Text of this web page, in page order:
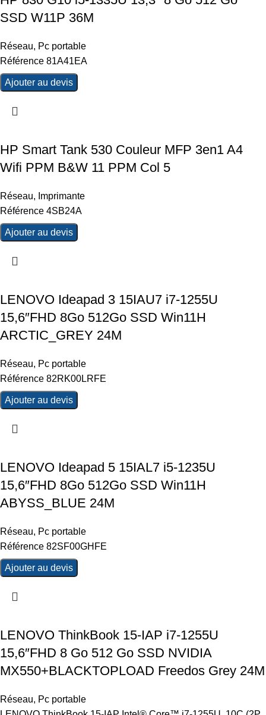
SSD W11P 36M
Réseau, Pc portable
Référence 81A41EA
Ajouter au devis
HP Smart Tank 530 Couleur MFP 3en1 A4
Wifi PPM B&W 11 PPM Col 5
Réseau, Imprimante
Référence 4SB24A
Ajouter au devis
LENOVO Ideapad 3 15IAU7 i7-1255U
15,6″FHD 8Go 512Go SSD Win11H
ARCTIC_GREY 24M
Réseau, Pc portable
Référence 82RK00LRFE
Ajouter au devis
LENOVO Ideapad 5 15IAL7 i5-1235U
15,6″FHD 8Go 512Go SSD Win11H
ABYSS_BLUE 24M
Réseau, Pc portable
Référence 82SF00GHFE
Ajouter au devis
LENOVO ThinkBook 15-IAP i7-1255U
15,6″FHD 8 Go 512 Go SSD NVIDIA
MX550+BLACKTOPLOAD Freedos Grey 24M
Réseau, Pc portable